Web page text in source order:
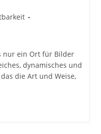
nur ein Ort für Bilder
dynamisches und
die Art und Weise,